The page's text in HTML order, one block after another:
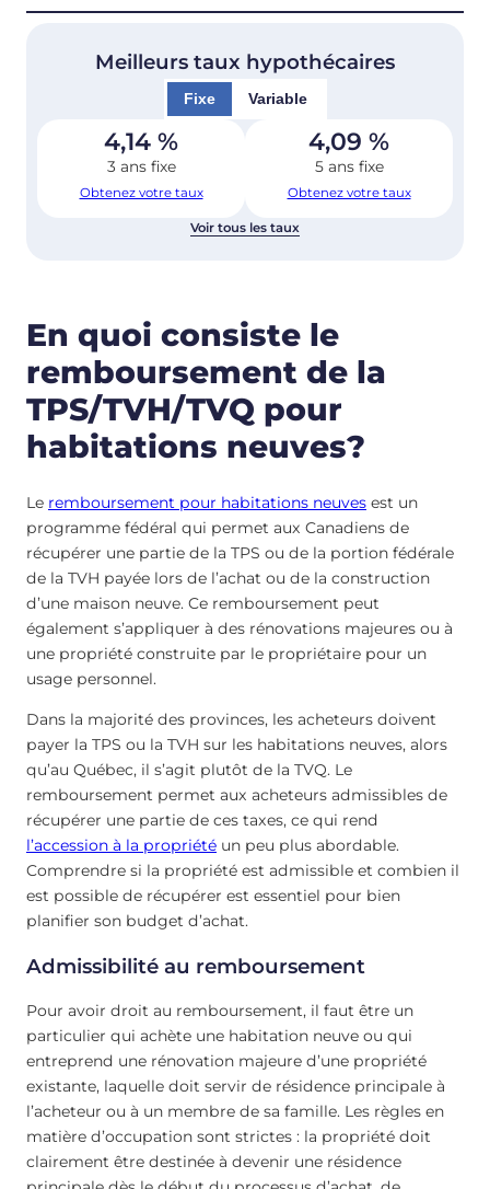
Meilleurs taux hypothécaires
Fixe Variable
4,14 %
3 ans fixe
Obtenez votre taux
4,09 %
5 ans fixe
Obtenez votre taux
Voir tous les taux
En quoi consiste le
remboursement de la
TPS/TVH/TVQ pour
habitations neuves?
Le remboursement pour habitations neuves est un
programme fédéral qui permet aux Canadiens de
récupérer une partie de la TPS ou de la portion fédérale
de la TVH payée lors de l’achat ou de la construction
d’une maison neuve. Ce remboursement peut
également s’appliquer à des rénovations majeures ou à
une propriété construite par le propriétaire pour un
usage personnel.
Dans la majorité des provinces, les acheteurs doivent
payer la TPS ou la TVH sur les habitations neuves, alors
qu’au Québec, il s’agit plutôt de la TVQ. Le
remboursement permet aux acheteurs admissibles de
récupérer une partie de ces taxes, ce qui rend
l’accession à la propriété un peu plus abordable.
Comprendre si la propriété est admissible et combien il
est possible de récupérer est essentiel pour bien
planifier son budget d’achat.
Admissibilité au remboursement
Pour avoir droit au remboursement, il faut être un
particulier qui achète une habitation neuve ou qui
entreprend une rénovation majeure d’une propriété
existante, laquelle doit servir de résidence principale à
l’acheteur ou à un membre de sa famille. Les règles en
matière d’occupation sont strictes : la propriété doit
clairement être destinée à devenir une résidence